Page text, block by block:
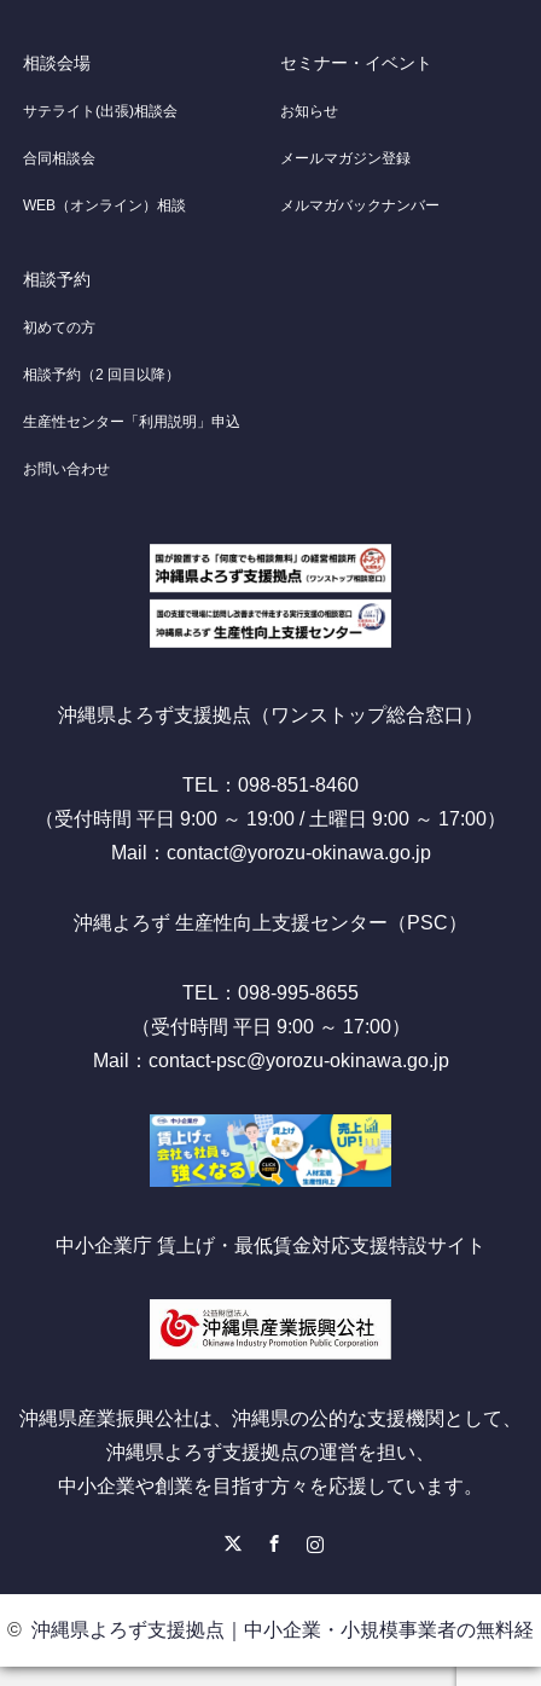
相談会場
サテライト(出張)相談会
合同相談会
WEB（オンライン）相談
セミナー・イベント
お知らせ
メールマガジン登録
メルマガバックナンバー
相談予約
初めての方
相談予約（2 回目以降）
生産性センター「利用説明」申込
お問い合わせ
沖縄県よろず支援拠点（ワンストップ総合窓口）
TEL：098-851-8460
（受付時間 平日 9:00 ～ 19:00 / 土曜日 9:00 ～ 17:00）
Mail：contact@yorozu-okinawa.go.jp
沖縄よろず 生産性向上支援センター（PSC）
TEL：098-995-8655
（受付時間 平日 9:00 ～ 17:00）
Mail：contact-psc@yorozu-okinawa.go.jp
中小企業庁 賃上げ・最低賃金対応支援特設サイト
沖縄県産業振興公社は、沖縄県の公的な支援機関として、
沖縄県よろず支援拠点の運営を担い、
中小企業や創業を目指す方々を応援しています。
© 沖縄県よろず支援拠点｜中小企業・小規模事業者の無料経